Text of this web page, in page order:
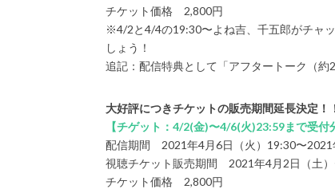
チケット価格 2,800円
※4/2と4/4の19:30〜よね吉、千五郎がチャ
しょう！
追記：配信特典として「アフタートーク（約
大好評につきチケットの販売期間延長決定！
【チゲット：4/2(金)〜4/6(火)23:59まで受付
配信期間 2021年4月6日（火）19:30〜2021
視聴チケット販売期間 2021年4月2日（土
チケット価格 2,800円